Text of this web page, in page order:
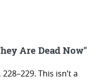
Are Dead Now"
This isn’t a